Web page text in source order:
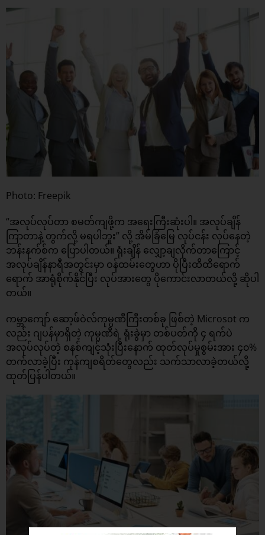
Photo: Freepik
“အလုပ်လုပ်တာ စမတ်ကျဖို့က အရေးကြီးဆုံးပါ။ အလုပ်ချိန်
ကြာတာနဲ့ တွက်လို့ မရပါဘူး” လို့ အိမ်ခြံမြေ လုပ်ငန်း လုပ်နေတဲ့
ဘန်းနက်စ်က ပြောပါတယ်။ ရုံးချိန် လျှော့ချလိုက်တာကြောင့်
အလုပ်ချိန်နာရီအတွင်းမှာ ဝန်ထမ်းတွေဟာ ပိုပြီးထိထိရောက်
ရောက် အာရုံစိုက်နိုင်ပြီး လုပ်အားတွေ ပိုကောင်းလာတယ်လို့ ဆိုပါ
တယ်။
ကမ္ဘာကျော် ဆော့ဖ်ဝဲလ်ကုမ္ပဏီကြီးတစ်ခု ဖြစ်တဲ့ Microsot က
လည်း ဂျပန်မှာရှိတဲ့ ကုမ္ပဏီရဲ့ ရုံးခွဲမှာ တစ်ပတ်ကို ၄ ရက်ပဲ
အလုပ်လုပ်တဲ့ စနစ်ကျင့်သုံးပြီးနောက် ထုတ်လုပ်မှုစွမ်းအား ၄၀%
တက်လာခဲ့ပြီး ကုန်ကျစရိတ်တွေလည်း သက်သာလာခဲ့တယ်လို့
ထုတ်ပြန်ပါတယ်။